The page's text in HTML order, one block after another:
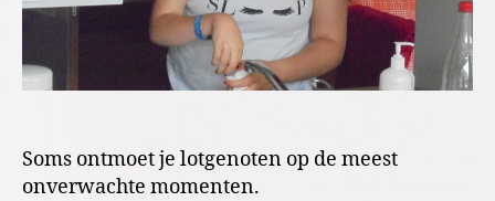
Soms ontmoet je lotgenoten op de meest
onverwachte momenten.